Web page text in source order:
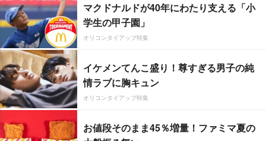
マクドナルドが40年にわたり支える「小
学生の甲子園」
オリコンタイアップ特集
イケメンてんこ盛り！尊すぎる男子の純
情ラブに胸キュン
オリコンタイアップ特集
お値段そのまま45％増量！ファミマ夏の